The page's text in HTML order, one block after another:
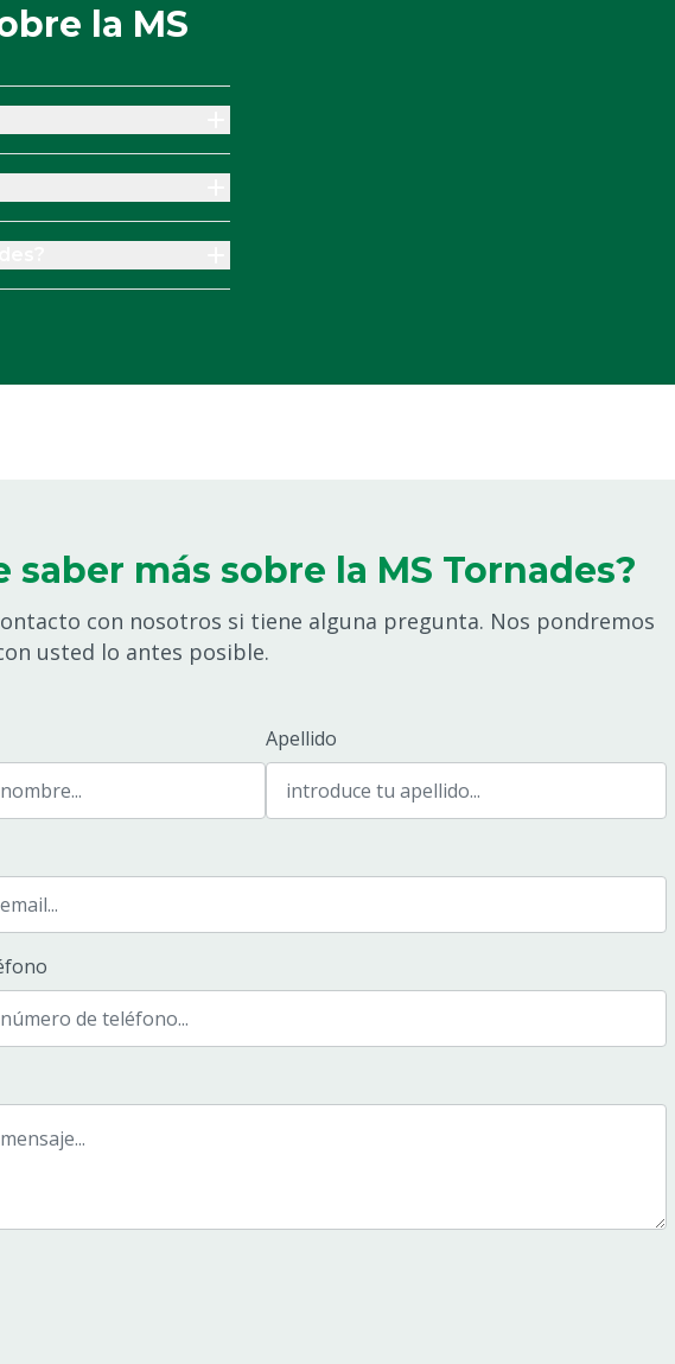
la MS
saber más sobre la MS Tornades?
con nosotros si tiene alguna pregunta. Nos pondremos
usted lo antes posible.
Apellido